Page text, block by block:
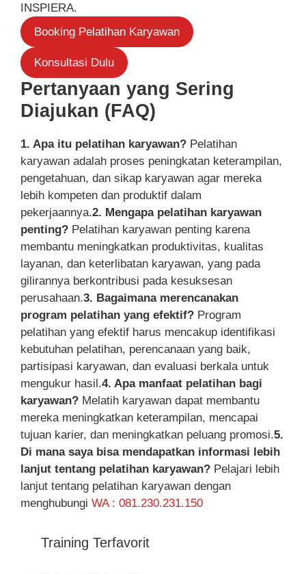
INSPIERA.
Booking Pelatihan Karyawan
Konsultasi Dulu
Pertanyaan yang Sering
Diajukan (FAQ)
1. Apa itu pelatihan karyawan? Pelatihan
karyawan adalah proses peningkatan keterampilan,
pengetahuan, dan sikap karyawan agar mereka
lebih kompeten dan produktif dalam
pekerjaannya.2. Mengapa pelatihan karyawan
penting? Pelatihan karyawan penting karena
membantu meningkatkan produktivitas, kualitas
layanan, dan keterlibatan karyawan, yang pada
gilirannya berkontribusi pada kesuksesan
perusahaan.3. Bagaimana merencanakan
program pelatihan yang efektif? Program
pelatihan yang efektif harus mencakup identifikasi
kebutuhan pelatihan, perencanaan yang baik,
partisipasi karyawan, dan evaluasi berkala untuk
mengukur hasil.4. Apa manfaat pelatihan bagi
karyawan? Melatih karyawan dapat membantu
mereka meningkatkan keterampilan, mencapai
tujuan karier, dan meningkatkan peluang promosi.5.
Di mana saya bisa mendapatkan informasi lebih
lanjut tentang pelatihan karyawan? Pelajari lebih
lanjut tentang pelatihan karyawan dengan
menghubungi WA : 081.230.231.150
Training Terfavorit